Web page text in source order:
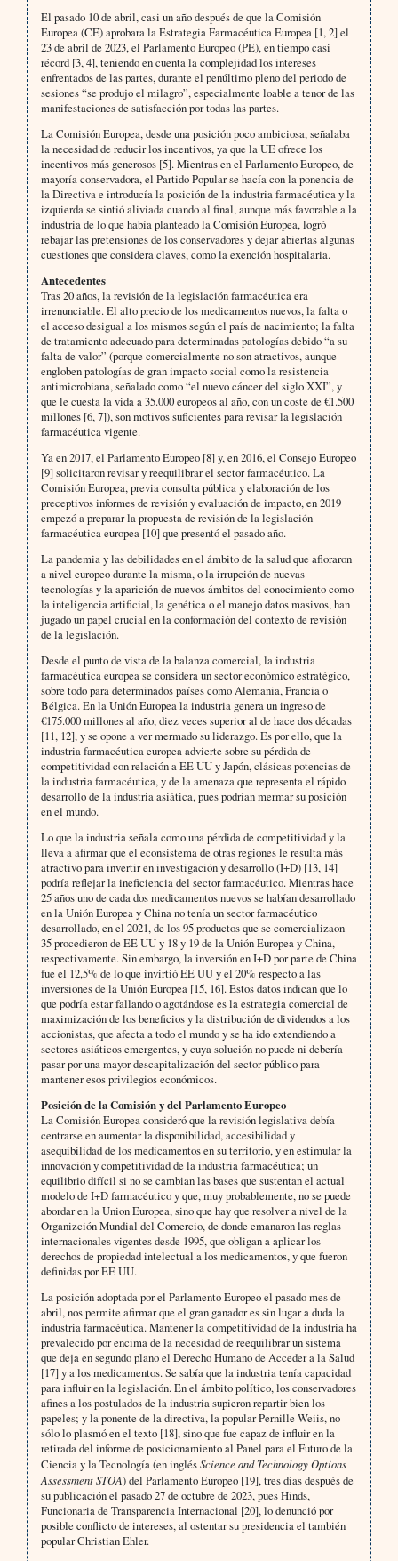
El pasado 10 de abril, casi un año después de que la Comisión
Europea (CE) aprobara la Estrategia Farmacéutica Europea [1, 2] el
23 de abril de 2023, el Parlamento Europeo (PE), en tiempo casi
récord [3, 4], teniendo en cuenta la complejidad los intereses
enfrentados de las partes, durante el penúltimo pleno del periodo de
sesiones “se produjo el milagro”, especialmente loable a tenor de las
manifestaciones de satisfacción por todas las partes.
La Comisión Europea, desde una posición poco ambiciosa, señalaba
la necesidad de reducir los incentivos, ya que la UE ofrece los
incentivos más generosos [5]. Mientras en el Parlamento Europeo, de
mayoría conservadora, el Partido Popular se hacía con la ponencia de
la Directiva e introducía la posición de la industria farmacéutica y la
izquierda se sintió aliviada cuando al final, aunque más favorable a la
industria de lo que había planteado la Comisión Europea, logró
rebajar las pretensiones de los conservadores y dejar abiertas algunas
cuestiones que considera claves, como la exención hospitalaria.
Antecedentes
Tras 20 años, la revisión de la legislación farmacéutica era
irrenunciable. El alto precio de los medicamentos nuevos, la falta o
el acceso desigual a los mismos según el país de nacimiento; la falta
de tratamiento adecuado para determinadas patologías debido “a su
falta de valor” (porque comercialmente no son atractivos, aunque
engloben patologías de gran impacto social como la resistencia
antimicrobiana, señalado como “el nuevo cáncer del siglo XXI”, y
que le cuesta la vida a 35.000 europeos al año, con un coste de €1.500
millones [6, 7]), son motivos suficientes para revisar la legislación
farmacéutica vigente.
Ya en 2017, el Parlamento Europeo [8] y, en 2016, el Consejo Europeo
[9] solicitaron revisar y reequilibrar el sector farmacéutico. La
Comisión Europea, previa consulta pública y elaboración de los
preceptivos informes de revisión y evaluación de impacto, en 2019
empezó a preparar la propuesta de revisión de la legislación
farmacéutica europea [10] que presentó el pasado año.
La pandemia y las debilidades en el ámbito de la salud que afloraron
a nivel europeo durante la misma, o la irrupción de nuevas
tecnologías y la aparición de nuevos ámbitos del conocimiento como
la inteligencia artificial, la genética o el manejo datos masivos, han
jugado un papel crucial en la conformación del contexto de revisión
de la legislación.
Desde el punto de vista de la balanza comercial, la industria
farmacéutica europea se considera un sector económico estratégico,
sobre todo para determinados países como Alemania, Francia o
Bélgica. En la Unión Europea la industria genera un ingreso de
€175.000 millones al año, diez veces superior al de hace dos décadas
[11, 12], y se opone a ver mermado su liderazgo. Es por ello, que la
industria farmacéutica europea advierte sobre su pérdida de
competitividad con relación a EE UU y Japón, clásicas potencias de
la industria farmacéutica, y de la amenaza que representa el rápido
desarrollo de la industria asiática, pues podrían mermar su posición
en el mundo.
Lo que la industria señala como una pérdida de competitividad y la
lleva a afirmar que el econsistema de otras regiones le resulta más
atractivo para invertir en investigación y desarrollo (I+D) [13, 14]
podría reflejar la ineficiencia del sector farmacéutico. Mientras hace
25 años uno de cada dos medicamentos nuevos se habían desarrollado
en la Unión Europea y China no tenía un sector farmacéutico
desarrollado, en el 2021, de los 95 productos que se comercializaon
35 procedieron de EE UU y 18 y 19 de la Unión Europea y China,
respectivamente. Sin embargo, la inversión en I+D por parte de China
fue el 12,5% de lo que invirtió EE UU y el 20% respecto a las
inversiones de la Unión Europea [15, 16]. Estos datos indican que lo
que podría estar fallando o agotándose es la estrategia comercial de
maximización de los beneficios y la distribución de dividendos a los
accionistas, que afecta a todo el mundo y se ha ido extendiendo a
sectores asiáticos emergentes, y cuya solución no puede ni debería
pasar por una mayor descapitalización del sector público para
mantener esos privilegios económicos.
Posición de la Comisión y del Parlamento Europeo
La Comisión Europea consideró que la revisión legislativa debía
centrarse en aumentar la disponibilidad, accesibilidad y
asequibilidad de los medicamentos en su territorio, y en estimular la
innovación y competitividad de la industria farmacéutica; un
equilibrio difícil si no se cambian las bases que sustentan el actual
modelo de I+D farmacéutico y que, muy probablemente, no se puede
abordar en la Union Europea, sino que hay que resolver a nivel de la
Organizción Mundial del Comercio, de donde emanaron las reglas
internacionales vigentes desde 1995, que obligan a aplicar los
derechos de propiedad intelectual a los medicamentos, y que fueron
definidas por EE UU.
La posición adoptada por el Parlamento Europeo el pasado mes de
abril, nos permite afirmar que el gran ganador es sin lugar a duda la
industria farmacéutica. Mantener la competitividad de la industria ha
prevalecido por encima de la necesidad de reequilibrar un sistema
que deja en segundo plano el Derecho Humano de Acceder a la Salud
[17] y a los medicamentos. Se sabía que la industria tenía capacidad
para influir en la legislación. En el ámbito político, los conservadores
afines a los postulados de la industria supieron repartir bien los
papeles; y la ponente de la directiva, la popular Pernille Weiis, no
sólo lo plasmó en el texto [18], sino que fue capaz de influir en la
retirada del informe de posicionamiento al Panel para el Futuro de la
Ciencia y la Tecnología (en inglésScience and Technology Options
Assessment STOA) del Parlamento Europeo [19], tres días después de
su publicación el pasado 27 de octubre de 2023, pues Hinds,
Funcionaria de Transparencia Internacional [20], lo denunció por
posible conflicto de intereses, al ostentar su presidencia el también
popular Christian Ehler.